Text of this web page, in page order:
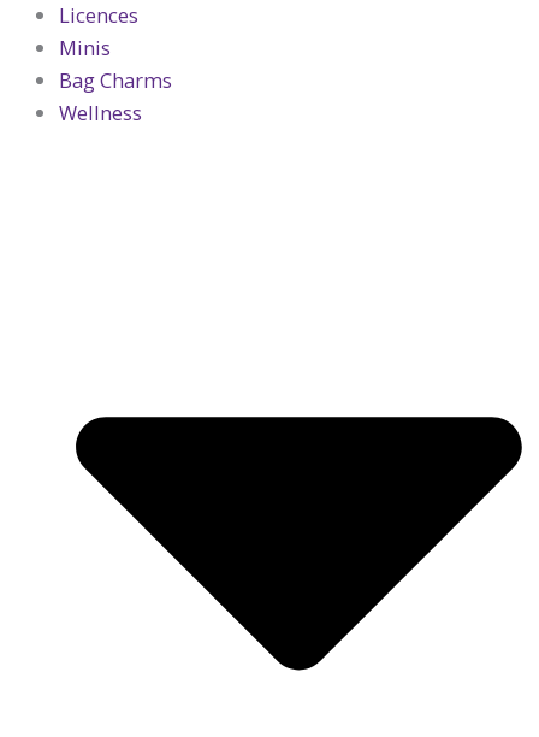
Licences
Minis
Bag Charms
Wellness